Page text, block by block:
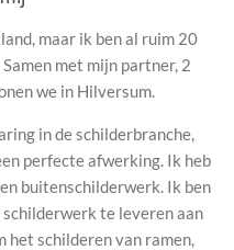
maar ik ben al ruim 20
met mijn partner, 2
we in Hilversum.
in de schilderbranche,
perfecte afwerking. Ik heb
buitenschilderwerk. Ik ben
te leveren aan
het schilderen van ramen,